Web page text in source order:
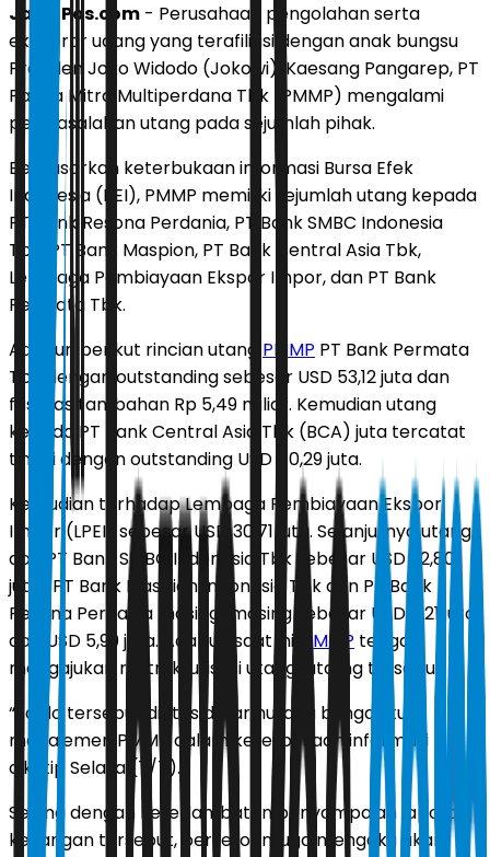
JawaPos.com - Perusahaan pengolahan serta
eksportir udang yang terafiliasi dengan anak bungsu
Presiden Joko Widodo (Jokowi), Kaesang Pangarep, PT
Panca Mitra Multiperdana Tbk (PMMP) mengalami
permasalahan utang pada sejumlah pihak.
Berdasarkan keterbukaan informasi Bursa Efek
Indonesia (BEI), PMMP memiliki sejumlah utang kepada
PT Bank Resona Perdania, PT Bank SMBC Indonesia
Tbk, PT Bank Maspion, PT Bank Central Asia Tbk,
Lembaga Pembiayaan Ekspor Impor, dan PT Bank
Permata Tbk.
Adapun berikut rincian utang PMMP PT Bank Permata
Tbk dengan outstanding sebesar USD 53,12 juta dan
fasilitas tambahan Rp 5,49 miliar. Kemudian utang
kepada PT Bank Central Asia Tbk (BCA) juta tercatat
tinggi dengan outstanding USD 40,29 juta.
Kemudian terhadap Lembaga Pembiayaan Ekspor
Impor (LPEI) sebesar USD 30,71 juta. Selanjutnya utang
dari PT Bank SMBC Indonesia Tbk sebesar USD 22,80
juta , PT Bank Maspion Indonesia Tbk dan PT Bank
Resona Perdania masing-masing sebesar USD 7,21 juta
dan USD 5,99 juta. Adapun saat ini,
PMMP tengah
mengajukan restrukturisasi utang-utamg tersebut.
“Saldo tersebut diatas diluar hutang bunga,” tulis
manajemen PMMP dalam keterbukaan informasi
dikutip Selasa (7/7).
Seiring dengan keterlambatan penyampaian laporan
keuangan tersebut, perseroan juga mengaku akan